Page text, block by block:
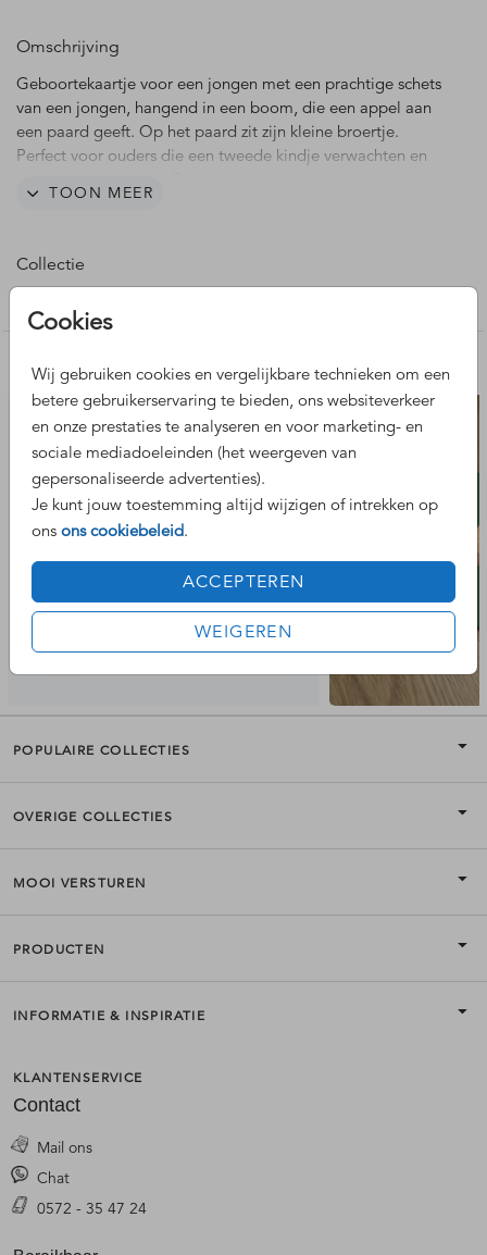
Cookies
Wij gebruiken cookies en vergelijkbare technieken om een
betere gebruikerservaring te bieden, ons websiteverkeer
en onze prestaties te analyseren en voor marketing- en
sociale mediadoeleinden (het weergeven van
gepersonaliseerde advertenties).
Je kunt jouw toestemming altijd wijzigen of intrekken op
ons ons cookiebeleid.
ACCEPTEREN
WEIGEREN
Omschrijving
Geboortekaartje voor een jongen met een prachtige schets
van een jongen, hangend in een boom, die een appel aan
een paard geeft. Op het paard zit zijn kleine broertje.
Perfect voor ouders die een tweede kindje verwachten en
smaak aan in onze ontwerpmodule.
mee dat er bij het drukken en snijden altijd sprake is van
helemaal aan alle zijden exact gelijk is.
TOON MEER
Collectie
Nog meer leuke ontwerpen
POPULAIRE COLLECTIES
OVERIGE COLLECTIES
MOOI VERSTUREN
PRODUCTEN
INFORMATIE & INSPIRATIE
KLANTENSERVICE
Contact
Mail ons
Chat
0572 - 35 47 24